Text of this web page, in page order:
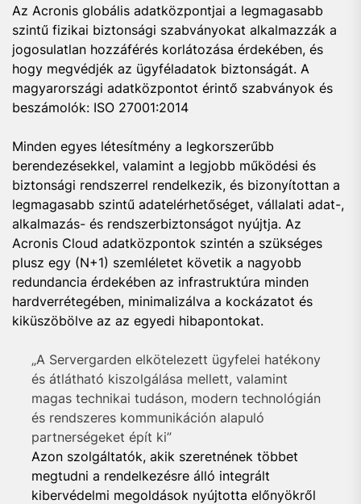
Az Acronis globális adatközpontjai a legmagasabb
szintű fizikai biztonsági szabványokat alkalmazzák a
jogosulatlan hozzáférés korlátozása érdekében, és
hogy megvédjék az ügyféladatok biztonságát. A
magyarországi adatközpontot érintő szabványok és
beszámolók: ISO 27001:2014
Minden egyes létesítmény a legkorszerűbb
berendezésekkel, valamint a legjobb működési és
biztonsági rendszerrel rendelkezik, és bizonyítottan a
legmagasabb szintű adatelérhetőséget, vállalati adat-,
alkalmazás- és rendszerbiztonságot nyújtja. Az
Acronis Cloud adatközpontok szintén a szükséges
plusz egy (N+1) szemléletet követik a nagyobb
redundancia érdekében az infrastruktúra minden
hardverrétegében, minimalizálva a kockázatot és
kiküszöbölve az az egyedi hibapontokat.
„A Servergarden elkötelezett ügyfelei hatékony
és átlátható kiszolgálása mellett, valamint
magas technikai tudáson, modern technológián
és rendszeres kommunikáción alapuló
partnerségeket épít ki”
Azon szolgáltatók, akik szeretnének többet
megtudni a rendelkezésre álló integrált
kibervédelmi megoldások nyújtotta előnyökről